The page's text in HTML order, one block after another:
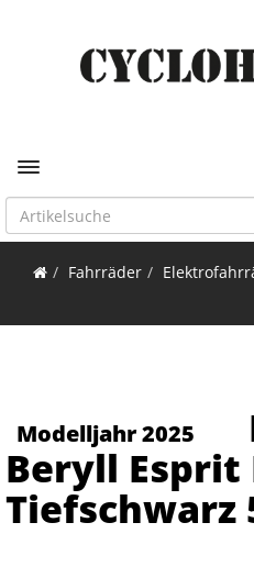
Toggle navigation
Fahrräder
Modelljahr 2025
Beryll Esprit
Tiefschwarz